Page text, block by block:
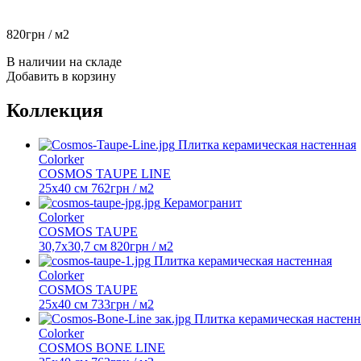
820грн / м2
В наличии на складе
Добавить в корзину
Коллекция
Плитка керамическая настенная
Colorker
COSMOS TAUPE LINE
25х40 см 762грн / м2
Керамогранит
Colorker
COSMOS TAUPE
30,7x30,7 см 820грн / м2
Плитка керамическая настенная
Colorker
COSMOS TAUPE
25х40 см 733грн / м2
Плитка керамическая
Colorker
COSMOS BONE LINE